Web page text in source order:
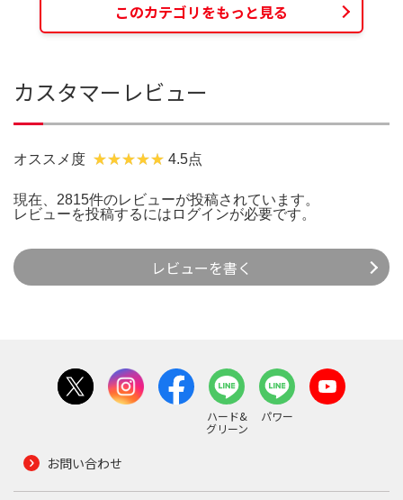
このカテゴリをもっと見る
カスタマーレビュー
オススメ度 4.5点
現在、2815件のレビューが投稿されています。
レビューを投稿するには ログインが必要です。
レビューを書く
ハード&
グリーン
パワー
お問い合わせ